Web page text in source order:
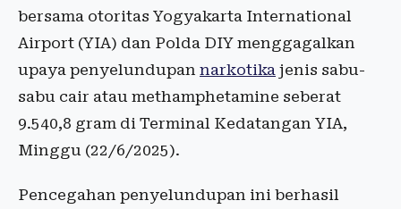
bersama otoritas Yogyakarta International
Airport (YIA) dan Polda DIY menggagalkan
upaya penyelundupan narkotika jenis sabu-
sabu cair atau methamphetamine seberat
9.540,8 gram di Terminal Kedatangan YIA,
Minggu (22/6/2025).
Pencegahan penyelundupan ini berhasil